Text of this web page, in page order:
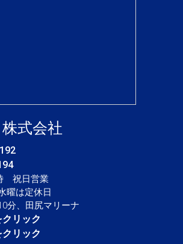
式会社
祝日営業
曜は定休日
分、田尻マリーナ
リック
リック